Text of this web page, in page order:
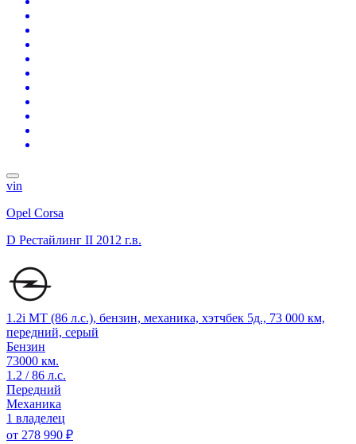
vin
Opel Corsa
D Рестайлинг II 2012 г.в.
1.2i MT (86 л.с.), бензин, механика, хэтчбек 5д., 73 000 км,
передний, серый
Бензин
73000 км.
1.2 / 86 л.с.
Передний
Механика
1 владелец
от 278 990 ₽